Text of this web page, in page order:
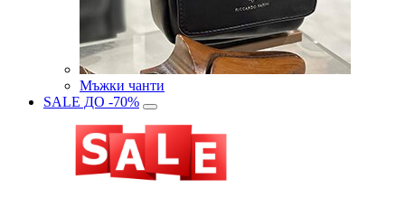
Мъжки чанти
SALE ДО -70%